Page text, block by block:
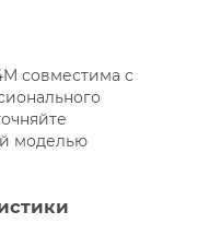
совместима с
моделью